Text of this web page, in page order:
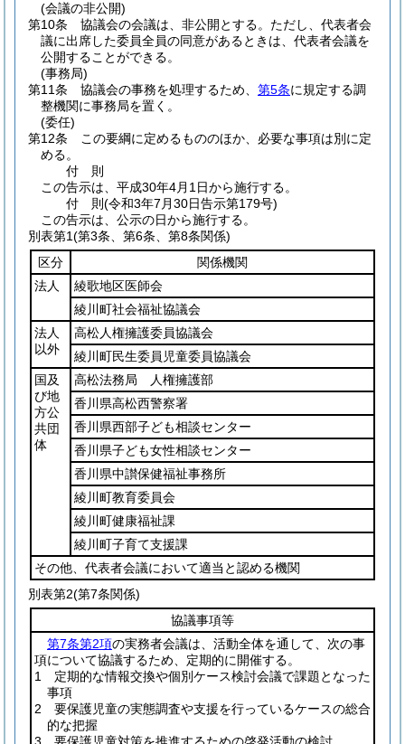
(会議の非公開)
第10条
協議会の会議は、非公開とする。 ただし、代表者会
議に出席した委員全員の同意があるときは、代表者会議を
公開することができる。
(事務局)
第11条
協議会の事務を処理するため、 第5条に規定する調
整機関に事務局を置く。
(委任)
第12条
この要綱に定めるもののほか、必要な事項は別に定
める。
付 則
この告示は、平成30年4月1日から施行する。
付 則(令和3年7月30日告示第179号)
この告示は、公示の日から施行する。
別表第1(第3条、第6条、第8条関係)
区分
関係機関
法人
綾歌地区医師会
綾川町社会福祉協議会
法人
以外
高松人権擁護委員協議会
綾川町民生委員児童委員協議会
国及
び地
方公
共団
体
高松法務局 人権擁護部
香川県高松西警察署
香川県西部子ども相談センター
香川県子ども女性相談センター
香川県中讃保健福祉事務所
綾川町教育委員会
綾川町健康福祉課
綾川町子育て支援課
その他、代表者会議において適当と認める機関
別表第2(第7条関係)
協議事項等
第7条第2項の実務者会議は、活動全体を通して、次の事
項について協議するため、定期的に開催する。
1 定期的な情報交換や個別ケース検討会議で課題となった
事項
2 要保護児童の実態調査や支援を行っているケースの総合
的な把握